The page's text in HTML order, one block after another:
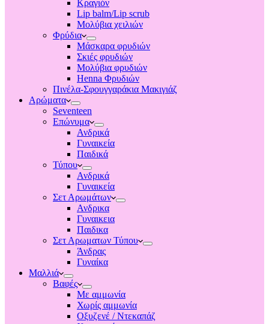
Κραγιόν
Lip balm/Lip scrub
Μολύβια χειλιών
Φρύδια
Μάσκαρα φρυδιών
Σκιές φρυδιών
Μολύβια φρυδιών
Henna Φρυδιών
Πινέλα-Σφουγγαράκια Μακιγιάζ
Αρώματα
Seventeen
Επώνυμα
Ανδρικά
Γυναικεία
Παιδικά
Τύπου
Ανδρικά
Γυναικεία
Σετ Αρωμάτων
Ανδρικα
Γυναικεια
Παιδικα
Σετ Αρωματων Τύπου
Άνδρας
Γυναίκα
Μαλλιά
Βαφές
Με αμμωνία
Χωρίς αμμωνία
Οξυζενέ / Ντεκαπάζ